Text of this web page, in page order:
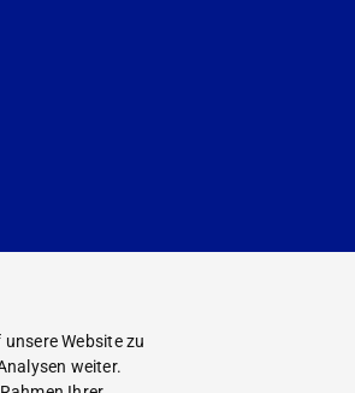
Website zu
weiter.